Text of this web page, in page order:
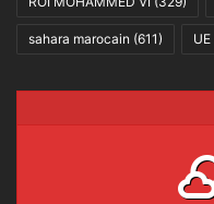
sahara marocain (611) UE